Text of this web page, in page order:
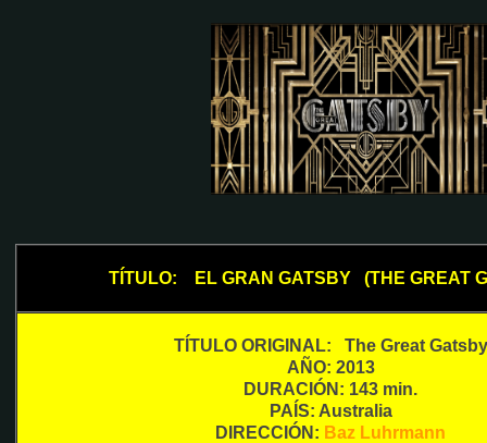
TÍTULO: EL GRAN GATSBY (THE GREAT
TÍTULO ORIGINAL: The Great Gatsby
AÑO: 2013
DURACIÓN: 143 min.
PAÍS: Australia
DIRECCIÓN: Baz Luhrmann